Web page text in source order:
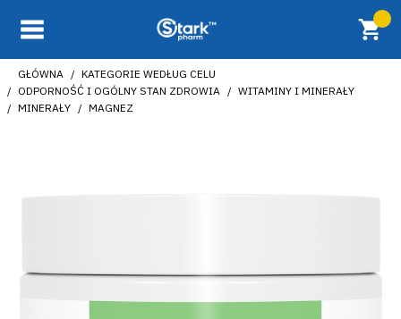
GŁÓWNA
KATEGORIE WEDŁUG CELU
ODPORNOŚĆ I OGÓLNY STAN ZDROWIA
WITAMINY I MINERAŁY
MINERAŁY
MAGNEZ